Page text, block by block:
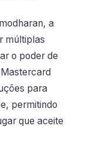
a
múltiplas
o poder de
para
permitindo
que aceite